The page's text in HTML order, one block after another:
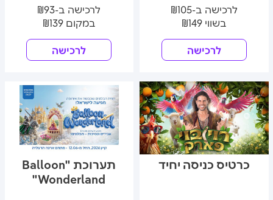
לרכישה ב-₪93
במקום ₪139
לרכישה
לרכישה ב-₪105
בשווי ₪149
לרכישה
תערוכת "Balloon
Wonderland"
כרטיס כניסה יחיד